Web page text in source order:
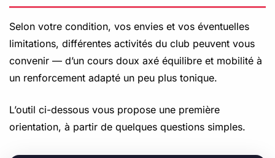
Selon votre condition, vos envies et vos éventuelles
limitations, différentes activités du club peuvent vous
convenir — d’un cours doux axé équilibre et mobilité à
un renforcement adapté un peu plus tonique.
L’outil ci-dessous vous propose une première
orientation, à partir de quelques questions simples.